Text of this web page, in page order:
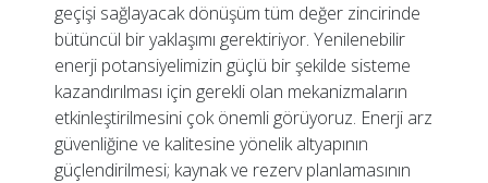
geçişi sağlayacak dönüşüm tüm değer zincirinde
bütüncül bir yaklaşımı gerektiriyor. Yenilenebilir
enerji potansiyelimizin güçlü bir şekilde sisteme
kazandırılması için gerekli olan mekanizmaların
etkinleştirilmesini çok önemli görüyoruz. Enerji arz
güvenliğine ve kalitesine yönelik altyapının
güçlendirilmesi; kaynak ve rezerv planlamasının